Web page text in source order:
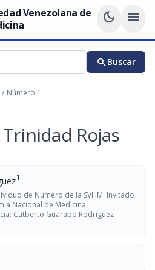
Venezolana de
dark_mode menu
searchBuscar
/ Número 1
Trinidad Rojas
1
de Número de la SVHM. Invitado
Nacional de Medicina
Cutberto Guarapo Rodríguez —